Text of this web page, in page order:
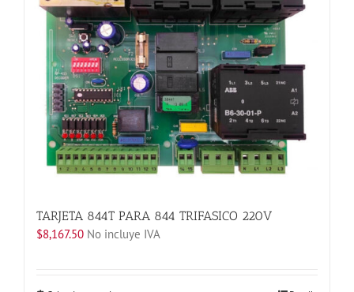
elegir
en
la
página
de
producto
TARJETA 844T PARA 844 TRIFASICO 220V
$8,167.50 No incluye IVA